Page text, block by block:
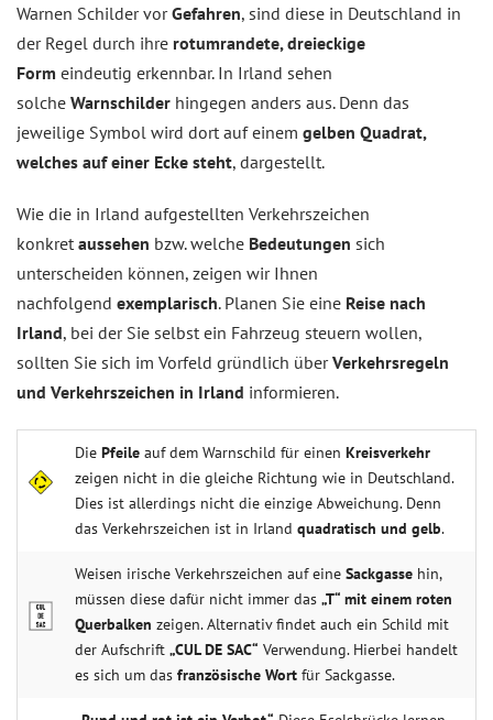
Warnen Schilder vorGefahren, sind diese in Deutschland in
der Regel durch ihre rotumrandete, dreieckige
Form eindeutig erkennbar. In Irland sehen
solche Warnschilder hingegen anders aus. Denn das
jeweilige Symbol wird dort auf einem gelben Quadrat,
welches auf einer Ecke steht, dargestellt.
Wie die in Irland aufgestellten Verkehrszeichen
konkret aussehen bzw. welche Bedeutungen sich
unterscheiden können, zeigen wir Ihnen
nachfolgend exemplarisch. Planen Sie eine Reise nach
Irland, bei der Sie selbst ein Fahrzeug steuern wollen,
sollten Sie sich im Vorfeld gründlich überVerkehrsregeln
und Verkehrszeichen in Irland informieren.
Die Pfeile auf dem Warnschild für einen Kreisverkehr
zeigen nicht in die gleiche Richtung wie in Deutschland.
Dies ist allerdings nicht die einzige Abweichung. Denn
das Verkehrszeichen ist in Irland quadratisch und gelb.
Weisen irische Verkehrszeichen auf eine Sackgasse hin,
müssen diese dafür nicht immer das „T“ mit einem roten
Querbalken zeigen. Alternativ findet auch ein Schild mit
der Aufschrift „CUL DE SAC“ Verwendung. Hierbei handelt
es sich um das französische Wort für Sackgasse.